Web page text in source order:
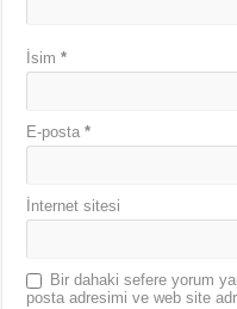
İsim*
E-posta*
İnternet sitesi
Bir dahaki sefere yorum
posta adresimi ve web site